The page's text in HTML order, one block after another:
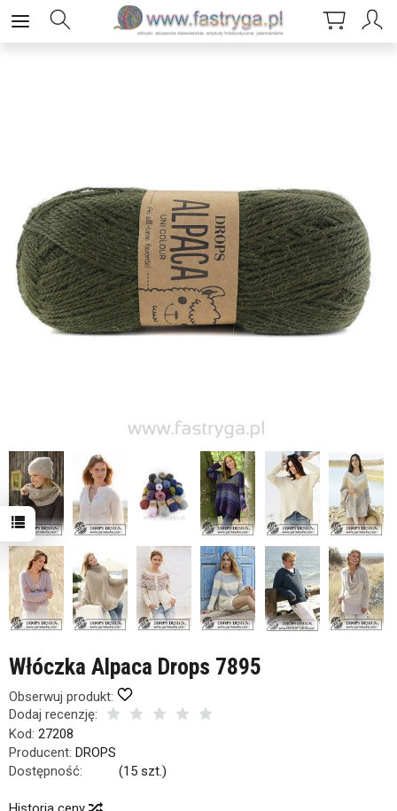
Włóczka Alpaca Drops 7895
Obserwuj produkt:
Dodaj recenzję:
Kod: 27208
Producent: DROPS
Dostępność:
(15 szt.)